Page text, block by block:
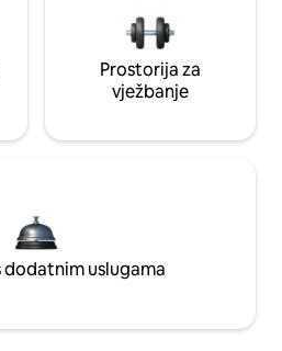
Prostorija za
vježbanje
uslugama